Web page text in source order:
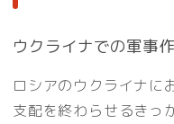
ウクライナでの軍事
ロシアのウクライナに
支配を終わらせるきっ